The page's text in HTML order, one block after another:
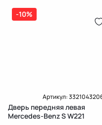
-10%
Артикул:
Дверь передняя левая
Mercedes-Benz S W221